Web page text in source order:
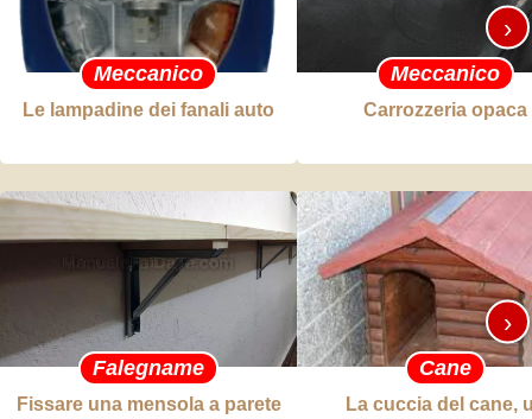
Meccanico
Le lampadine dei fanali auto
Meccanico
Carrozzeria opaca
›
Falegname
Fissare una mensola a parete
Cane
La cuccia del cane,
›